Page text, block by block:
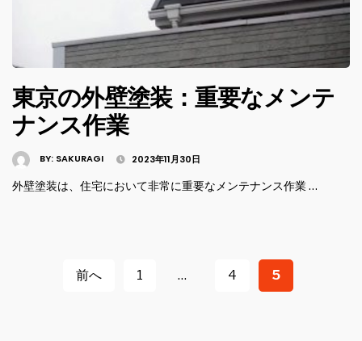
東京の外壁塗装：重要なメンテ
ナンス作業
BY: SAKURAGI 2023年11月30日
外壁塗装は、住宅において非常に重要なメンテナンス作業 …
前へ 1 … 4 5